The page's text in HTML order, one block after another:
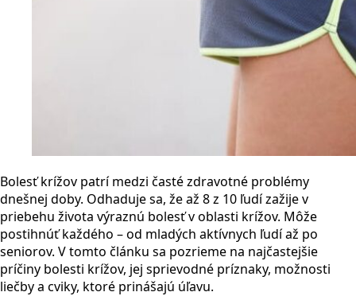
Bolesť krížov patrí medzi časté zdravotné problémy
dnešnej doby. Odhaduje sa, že až 8 z 10 ľudí zažije v
priebehu života výraznú bolesť v oblasti krížov. Môže
postihnúť každého – od mladých aktívnych ľudí až po
seniorov. V tomto článku sa pozrieme na najčastejšie
príčiny bolesti krížov, jej sprievodné príznaky, možnosti
liečby a cviky, ktoré prinášajú úľavu.